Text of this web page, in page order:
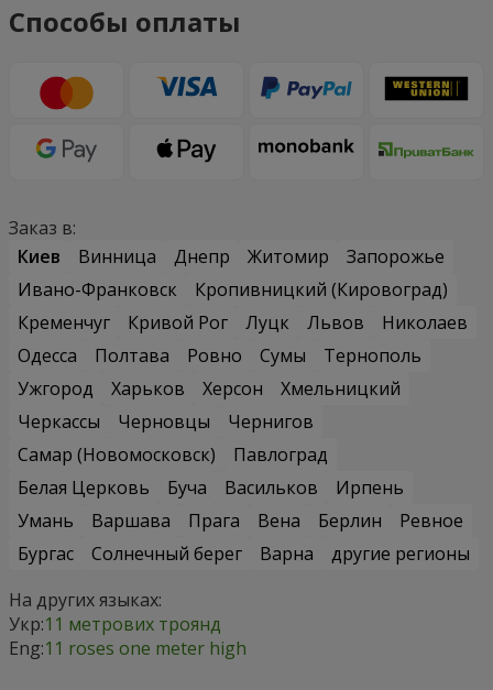
Способы оплаты
Заказ в:
Киев
Винница Днепр Житомир
Запорожье
Ивано-Франковск
Кропивницкий (Кировоград)
Кременчуг
Кривой Рог Луцк Львов
Николаев
Одесса
Полтава Ровно Сумы
Тернополь
Ужгород
Харьков Херсон
Хмельницкий
Черкассы
Черновцы
Чернигов
Самар (Новомосковск)
Павлоград
Белая Церковь
Буча Васильков
Ирпень
Умань
Варшава Прага Вена Берлин
Ревное
Бургас
Солнечный берег Варна
другие регионы
На других языках:
Укр:11 метрових троянд
Eng:11 roses one meter high